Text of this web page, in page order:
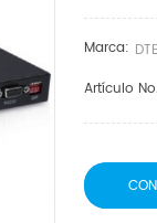
Marca:
Artículo